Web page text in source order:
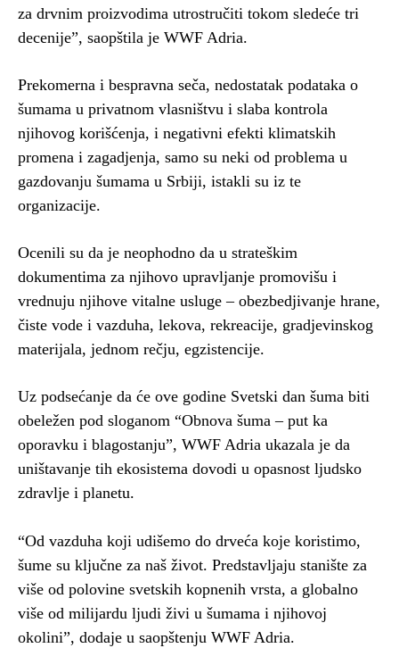
za drvnim proizvodima utrostručiti tokom sledeće tri
decenije”, saopštila je WWF Adria.
Prekomerna i bespravna seča, nedostatak podataka o
šumama u privatnom vlasništvu i slaba kontrola
njihovog korišćenja, i negativni efekti klimatskih
promena i zagadjenja, samo su neki od problema u
gazdovanju šumama u Srbiji, istakli su iz te
organizacije.
Ocenili su da je neophodno da u strateškim
dokumentima za njihovo upravljanje promovišu i
vrednuju njihove vitalne usluge – obezbedjivanje hrane,
čiste vode i vazduha, lekova, rekreacije, gradjevinskog
materijala, jednom rečju, egzistencije.
Uz podsećanje da će ove godine Svetski dan šuma biti
obeležen pod sloganom “Obnova šuma – put ka
oporavku i blagostanju”, WWF Adria ukazala je da
uništavanje tih ekosistema dovodi u opasnost ljudsko
zdravlje i planetu.
“Od vazduha koji udišemo do drveća koje koristimo,
šume su ključne za naš život. Predstavljaju stanište za
više od polovine svetskih kopnenih vrsta, a globalno
više od milijardu ljudi živi u šumama i njihovoj
okolini”, dodaje u saopštenju WWF Adria.